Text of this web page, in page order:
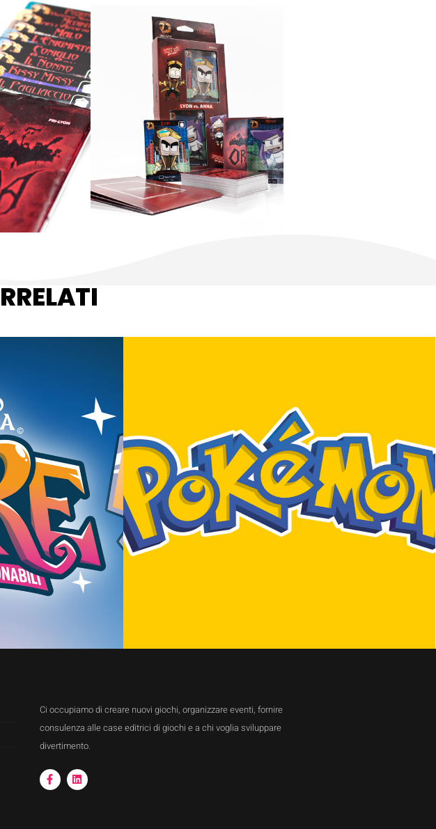
Ci occupiamo di creare nuovi giochi, organizzare eventi, fornire
consulenza alle case editrici di giochi e a chi voglia sviluppare
divertimento.